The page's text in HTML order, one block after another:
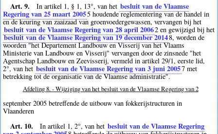
Art. 9. In artikel 1, § 1, 13°, van het besluit van de Vlaamse
Regering van 25 maart 20055 houdende reglementering van de handel in
en de keuring van zaaizaad van groenvoedergewassen, vervangen bij het
besluit van de Vlaamse Regering van 28 april 20062 en gewijzigd bij het
besluit van de Vlaamse Regering van 19 december 20148, worden de
woorden "het Departement Landbouw en Visserij van het Vlaams
Ministerie van Landbouw en Visserij" vervangen door de zinsnede "het
Agentschap Landbouw en Zeevisserij, vermeld in artikel 29/1, eerste lid,
2°, van het besluit van de Vlaamse Regering van 3 juni 20057 met
betrekking tot de organisatie van de Vlaamse administratie".
Afdeling 8. - Wijziging van het besluit van de Vlaamse Regering van 2
september 2005 betreffende de uitbouw van fokkerijstructuren in
Vlaanderen
Art. 10. In artikel 1, 2°, van het besluit van de Vlaamse Regering